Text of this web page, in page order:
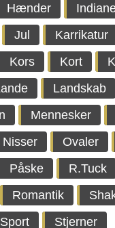
Hænder
Jul Karrikatur
Kors Kort
Landskab
Mennesker
Nisser Ovaler
Påske R.Tuck
Romantik
Sport
Stjerner